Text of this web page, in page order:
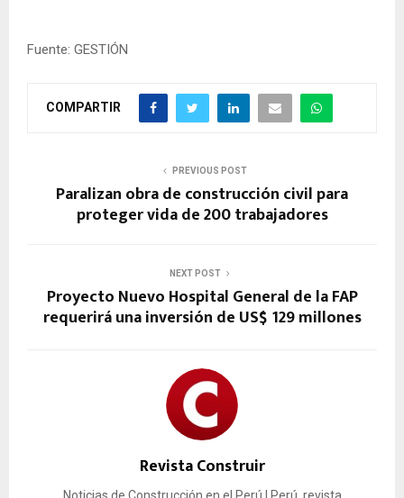
Fuente: GESTIÓN
COMPARTIR
PREVIOUS POST
Paralizan obra de construcción civil para
proteger vida de 200 trabajadores
NEXT POST
Proyecto Nuevo Hospital General de la FAP
requerirá una inversión de US$ 129 millones
Revista Construir